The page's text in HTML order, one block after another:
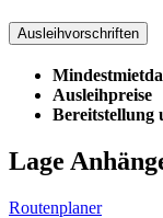
Ausleihvorschriften
Ausleihpreise
Bereitstellung
Lage
Routenplaner